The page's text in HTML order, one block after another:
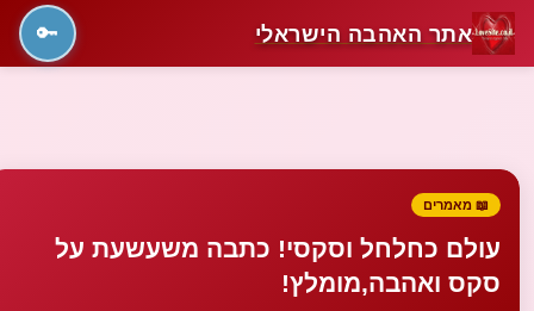
אתר האהבה הישראלי 🔑
📖 מאמרים
עולם כחלחל וסקסי! כתבה משעשעת על
סקס ואהבה,מומלץ!